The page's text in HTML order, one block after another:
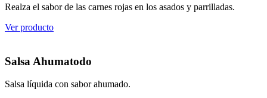
Realza el sabor de las carnes rojas en los asados y parrilladas.
Ver producto
Salsa Ahumatodo
Salsa líquida con sabor ahumado.